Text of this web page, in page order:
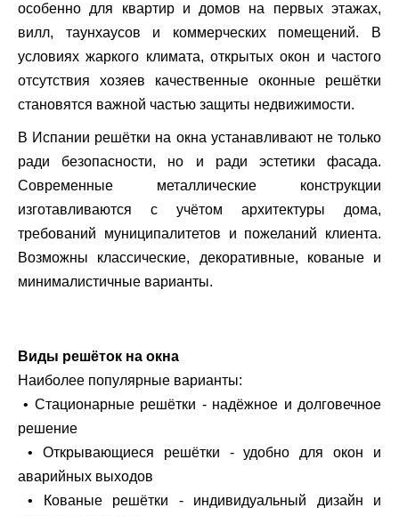
особенно для квартир и домов на первых этажах,
вилл, таунхаусов и коммерческих помещений. В
условиях жаркого климата, открытых окон и частого
отсутствия хозяев качественные оконные решётки
становятся важной частью защиты недвижимости.
В Испании решётки на окна устанавливают не только
ради безопасности, но и ради эстетики фасада.
Современные металлические конструкции
изготавливаются с учётом архитектуры дома,
требований муниципалитетов и пожеланий клиента.
Возможны классические, декоративные, кованые и
минималистичные варианты.
Виды решёток на окна
Наиболее популярные варианты:
• Стационарные решётки - надёжное и долговечное
решение
• Открывающиеся решётки - удобно для окон и
аварийных выходов
• Кованые решётки - индивидуальный дизайн и